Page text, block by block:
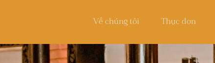
Về chúng tôi Thực đơn